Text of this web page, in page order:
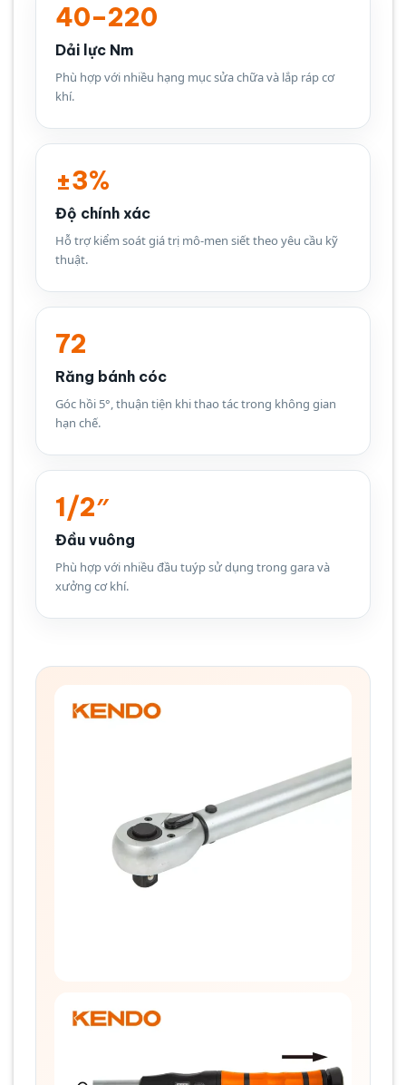
40–220
Dải lực Nm
Phù hợp với nhiều hạng mục sửa chữa và lắp ráp cơ
khí.
±3%
Độ chính xác
Hỗ trợ kiểm soát giá trị mô-men siết theo yêu cầu kỹ
thuật.
72
Răng bánh cóc
Góc hồi 5°, thuận tiện khi thao tác trong không gian
hạn chế.
1/2″
Đầu vuông
Phù hợp với nhiều đầu tuýp sử dụng trong gara và
xưởng cơ khí.